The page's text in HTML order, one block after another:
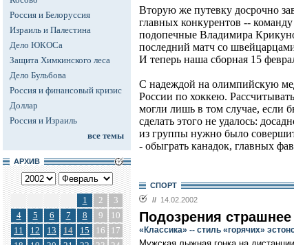
Россия и Белоруссия
Израиль и Палестина
Дело ЮКОСа
Защита Химкинского леса
Дело Бульбова
Россия и финансовый кризис
Доллар
Россия и Израиль
все темы
АРХИВ
1 2
3
4
5 6 7 8 9
10
11
12 13 14 15 16
17
Вторую же путевку досрочно
главных конкурентов --
подопечные Владимира
последний матч со
И теперь наша сборная 15
С надеждой на олимпийскую
России по хоккею.
могли лишь в том случае, если
сделать этого не удалось:
из группы нужно было
- обыграть канадок, главных
СПОРТ
// 14.02.2002
Подозрения страшнее
«Классика» -- стиль «горячих»